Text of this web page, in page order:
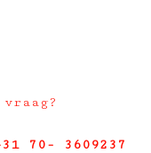
70- 3609237